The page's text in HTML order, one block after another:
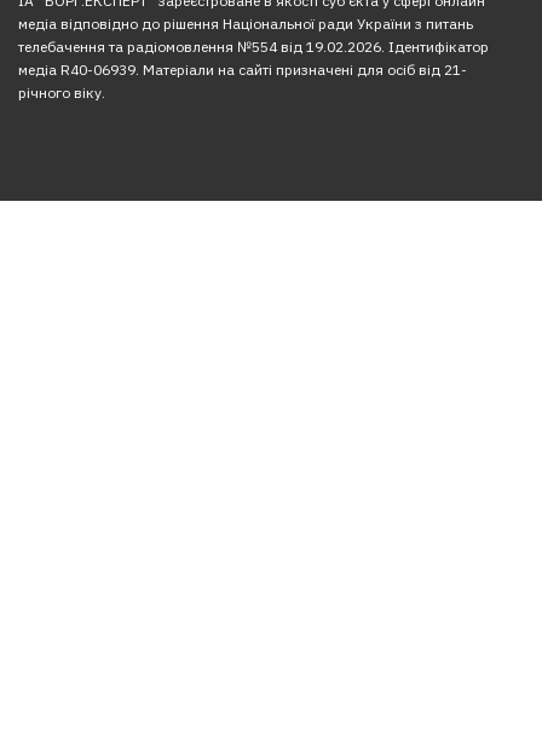
медіа відповідно до рішення Національної ради України з питань
телебачення та радіомовлення №554 від 19.02.2026. Ідентифікатор
медіа R40-06939. Матеріали на сайті призначені для осіб від 21-
річного віку.